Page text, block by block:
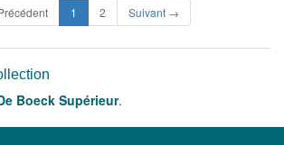
1 (current)
2 Suivant →
Boeck Supérieur.